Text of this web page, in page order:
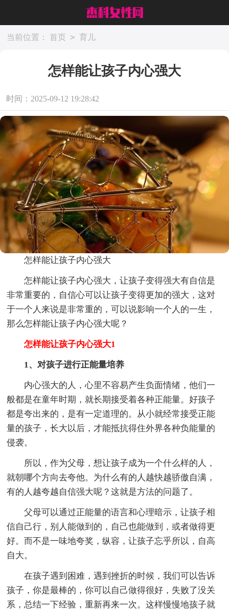
当前位置： 首页 > 育儿
怎样能让孩子内心强大
时间：2025-09-12 19:28:42
怎样能让孩子内心强大
怎样能让孩子内心强大，让孩子变得强大有自信是
非常重要的，自信心可以让孩子变得更加的强大，这对
于一个人来说是非常重的，可以说影响一个人的一生，
那么怎样能让孩子内心强大呢？
怎样能让孩子内心强大1
1、对孩子进行正能量培养
内心强大的人，心里不容易产生负面情绪，他们一
般都是在童年时期，就长期接受着各种正能量。好孩子
都是夸出来的，是有一定道理的。从小就经常接受正能
量的孩子，长大以后，才能抵抗得住外界各种负能量的
侵袭。
所以，作为父母，想让孩子成为一个什么样的人，
就朝哪个方向去夸他。为什么有的人越快越骄傲自满，
有的人越夸越自信强大呢？这就是方法的问题了。
父母可以通过正能量的语言和心理暗示，让孩子相
信自己行，别人能做到的，自己也能做到，或者做得更
好。而不是一味地夸奖，纵容，让孩子忘乎所以，自高
自大。
在孩子遇到困难，遇到挫折的时候，我们可以告诉
孩子，你是最棒的，你可以自己做得很好，失败了没关
系，总结一下经验，重新再来一次。这样慢慢地孩子就